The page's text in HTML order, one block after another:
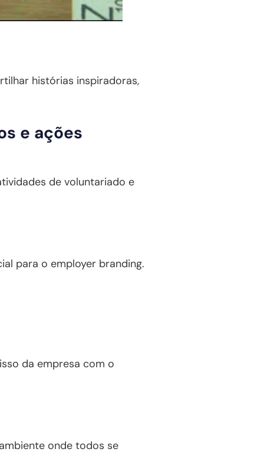
histórias inspiradoras,
e ações
de voluntariado e
para o employer branding.
da empresa com o
onde todos se